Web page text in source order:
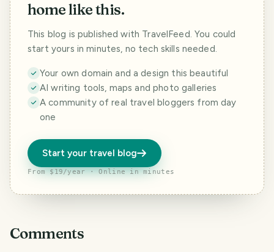
home like this.
This blog is published with TravelFeed. You could
start yours in minutes, no tech skills needed.
Your own domain and a design this beautiful
AI writing tools, maps and photo galleries
A community of real travel bloggers from day
one
Start your travel blog
From $19/year · Online in minutes
Comments